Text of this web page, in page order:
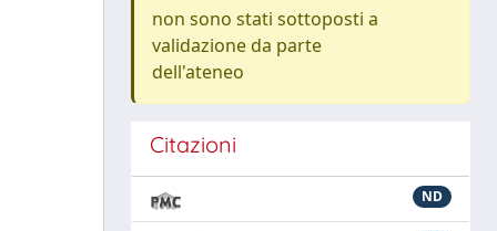
non sono stati sottoposti a
validazione da parte
dell'ateneo
Citazioni
ND